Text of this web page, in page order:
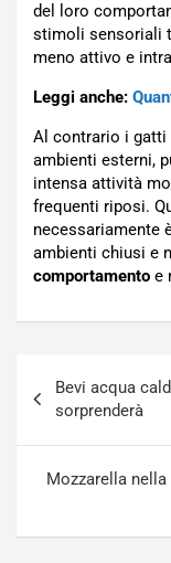
del loro
stimoli sensoriali
meno attivo e
Leggi anche:
Al contrario i gatti
ambienti esterni,
intensa attività
frequenti riposi.
necessariamente
ambienti chiusi e
comportamento e
articoli
Bevi acqua
sorprenderà
Mozzarella